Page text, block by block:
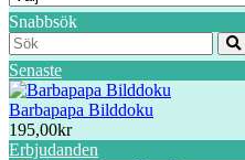
Snabbsök
Senaste
Barbapapa Bilddoku
195,00kr
Erbjudanden